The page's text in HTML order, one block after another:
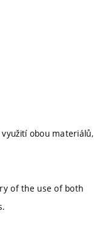
obou materiálů,
of the use of both